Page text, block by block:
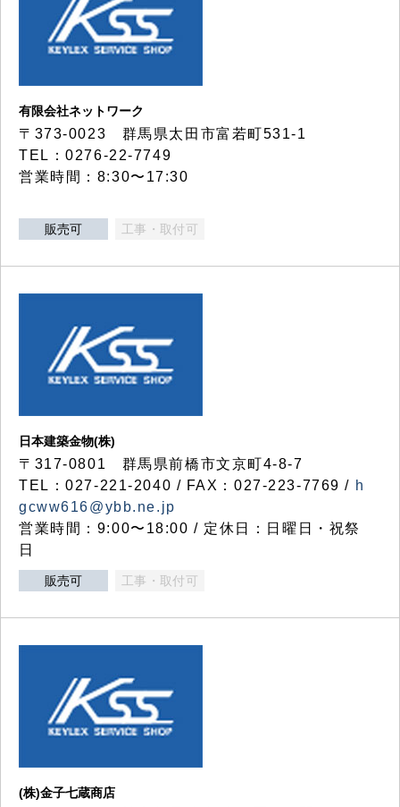
有限会社ネットワーク
〒373-0023 群馬県太田市富若町531-1
TEL：0276-22-7749
営業時間：8:30〜17:30
販売可 工事・取付可
日本建築金物(株)
〒317‐0801 群馬県前橋市文京町4-8-7
TEL：027-221-2040 / FAX：027-223-7769 / h
gcww616@ybb.ne.jp
営業時間：9:00〜18:00 / 定休日：日曜日・祝祭
日
販売可 工事・取付可
(株)金子七蔵商店